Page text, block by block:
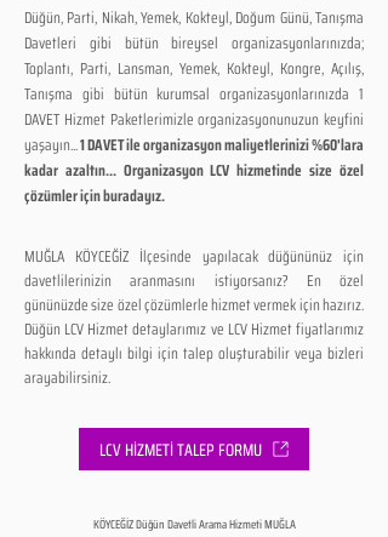
Düğün, Parti, Nikah, Yemek, Kokteyl, Doğum Günü, Tanışma
Davetleri gibi bütün bireysel organizasyonlarınızda;
Toplantı, Parti, Lansman, Yemek, Kokteyl, Kongre, Açılış,
Tanışma gibi bütün kurumsal organizasyonlarınızda 1
DAVET Hizmet Paketlerimizle organizasyonunuzun keyfini
yaşayın...1 DAVET ile organizasyon maliyetlerinizi %60'lara
kadar azaltın... Organizasyon LCV hizmetinde size özel
çözümler için buradayız.
MUĞLA KÖYCEĞİZ İlçesinde yapılacak düğününüz için
davetlilerinizin aranmasını istiyorsanız? En özel
gününüzde size özel çözümlerle hizmet vermek için hazırız.
Düğün LCV Hizmet detaylarımız ve LCV Hizmet fiyatlarımız
hakkında detaylı bilgi için talep oluşturabilir veya bizleri
arayabilirsiniz.
LCV HİZMETİ TALEP FORMU
KÖYCEĞİZ Düğün Davetli Arama Hizmeti MUĞLA